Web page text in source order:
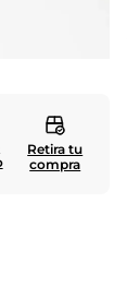
Retira tu
compra